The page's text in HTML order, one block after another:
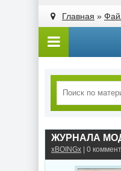
Ship - The 74-
Ship Bellona
height="180">
Главная »
xBOINGx | 0